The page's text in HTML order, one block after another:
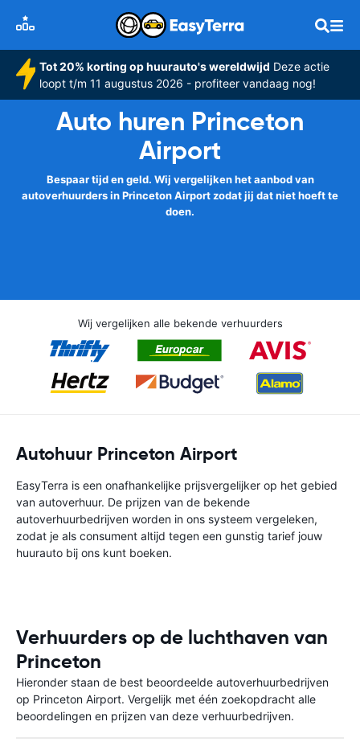
Tot 20% korting op huurauto's wereldwijd Deze actie
loopt t/m 11 augustus 2026 - profiteer vandaag nog!
Auto huren Princeton
Airport
Bespaar tijd en geld. Wij vergelijken het aanbod van
autoverhuurders in Princeton Airport zodat jij dat niet hoeft te
doen.
Wij vergelijken alle bekende verhuurders
Autohuur Princeton Airport
EasyTerra is een onafhankelijke prijsvergelijker op het gebied
van autoverhuur. De prijzen van de bekende
autoverhuurbedrijven worden in ons systeem vergeleken,
zodat je als consument altijd tegen een gunstig tarief jouw
huurauto bij ons kunt boeken.
Verhuurders op de luchthaven van
Princeton
Hieronder staan de best beoordeelde autoverhuurbedrijven
op Princeton Airport. Vergelijk met één zoekopdracht alle
beoordelingen en prijzen van deze verhuurbedrijven.